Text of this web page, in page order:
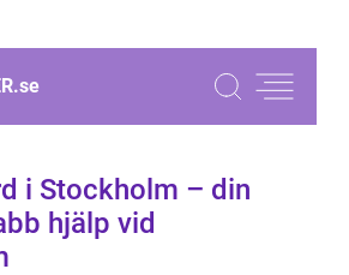
se
i Stockholm – din
hjälp vid